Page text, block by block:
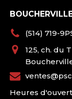
(514) 719-
125, ch. du
Heures